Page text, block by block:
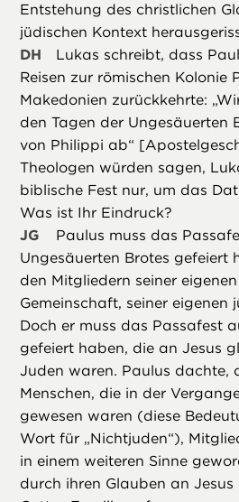
Entstehung des christlichen
jüdischen Kontext
DH
Lukas schreibt, dass
Reisen zur römischen Kolonie
Makedonien zurückkehrte:
den Tagen der Ungesäuerten
von Philippi ab“
Theologen würden sagen,
biblische Fest nur, um das
Was ist Ihr Eindruck?
JG
Paulus muss das
Ungesäuerten Brotes gefeiert
den Mitgliedern seiner
Gemeinschaft, seiner eigenen
Doch er muss das Passafest
gefeiert haben, die an Jesus
Juden waren. Paulus dachte,
Menschen, die in der
gewesen waren (diese
Wort für „Nichtjuden“),
in einem weiteren Sinne
durch ihren Glauben an Jesus